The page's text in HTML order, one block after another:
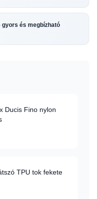
gyors és megbízható
Ducis Fino nylon
TPU tok fekete